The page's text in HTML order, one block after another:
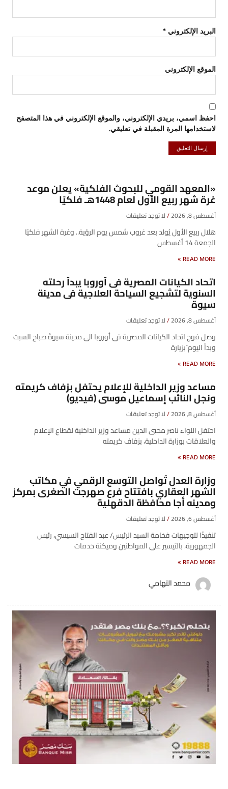
البريد الإلكتروني *
الموقع الإلكتروني
احفظ اسمي، بريدي الإلكتروني، والموقع الإلكتروني في هذا المتصفح
لاستخدامها المرة المقبلة في تعليقي.
«المعهد القومي للبحوث الفلكية» يعلن موعد
غرة شهر ربيع الأول لعام 1448هـ فلكيًا
أغسطس 8, 2026 لا توجد تعليقات
هلال ربيع الأول يُولد بعد غروب شمس يوم الرؤية.. وغرة الشهر فلكيًا
الجمعة 14 أغسطس
READ MORE »
اتحاد الكيانات المصرية فى أوروبا يبدأ رحلته
السنوية لتشجيع السياحة العلاجية فى مدينة
سيوة
أغسطس 8, 2026 لا توجد تعليقات
وصل فوج اتحاد الكيانات المصرية فى أوروبا الى مدينة سيوةً صباح السبت
وبدأ اليوم َبزيارة
READ MORE »
مساعد وزير الداخلية للإعلام يحتفل بزفاف كريمته
ونجل النائب إسماعيل موسى (فيديو)
أغسطس 8, 2026 لا توجد تعليقات
احتفل اللواء ناصر محيي الدين مساعد وزير الداخلية لقطاع الإعلام
والعلاقات بوزارة الداخلية، بزفاف كريمته
READ MORE »
وزارة العدل تُواصل التوسع الرقمي في مكاتب
الشهر العقاري بافتتاح فرع صهرجت الصغرى بمركز
ومدينه أجا محافظة الدقهلية
أغسطس 6, 2026 لا توجد تعليقات
تنفيذًا لتوجيهات فخامة السيد الرئيس/ عبد الفتاح السيسي، رئيس
الجمهورية، بالتيسير على المواطنين وميكنة خدمات
READ MORE »
محمد التهامي